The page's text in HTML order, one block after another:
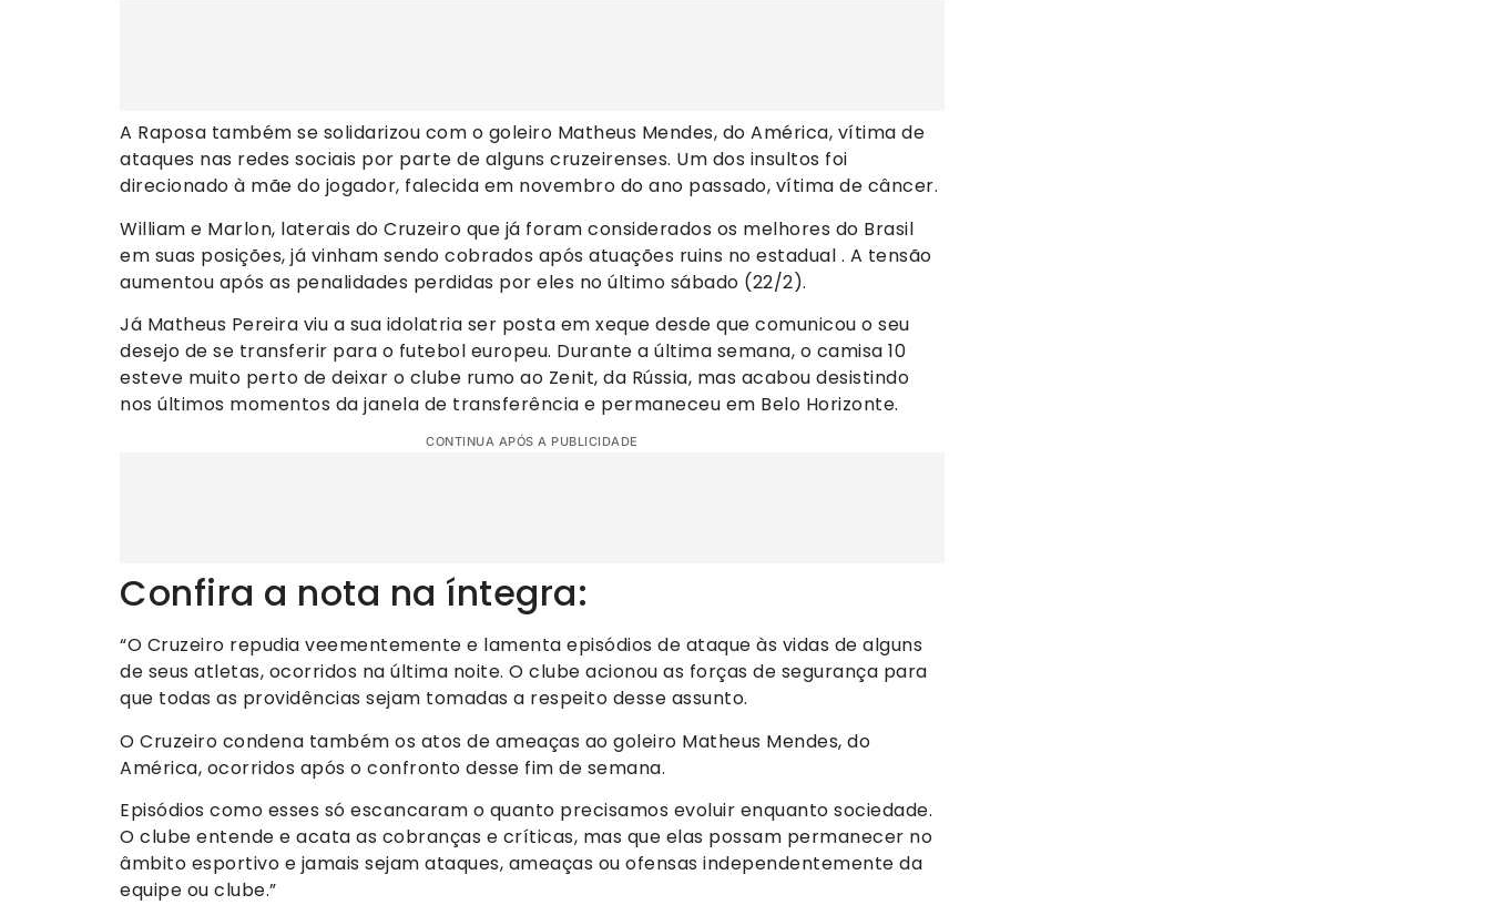
A Raposa também se solidarizou com o goleiro Matheus Mendes, do América, vítima de
ataques nas redes sociais por parte de alguns cruzeirenses. Um dos insultos foi
direcionado à mãe do jogador, falecida em novembro do ano passado, vítima de câncer.
William e Marlon, laterais do Cruzeiro que já foram considerados os melhores do Brasil
em suas posições, já vinham sendo cobrados após atuações ruins no estadual . A tensão
aumentou após as penalidades perdidas por eles no último sábado (22/2).
Já Matheus Pereira viu a sua idolatria ser posta em xeque desde que comunicou o seu
desejo de se transferir para o futebol europeu. Durante a última semana, o camisa 10
esteve muito perto de deixar o clube rumo ao Zenit, da Rússia, mas acabou desistindo
nos últimos momentos da janela de transferência e permaneceu em Belo Horizonte.
CONTINUA APÓS A PUBLICIDADE
Confira a nota na íntegra:
“O Cruzeiro repudia veementemente e lamenta episódios de ataque às vidas de alguns
de seus atletas, ocorridos na última noite. O clube acionou as forças de segurança para
que todas as providências sejam tomadas a respeito desse assunto.
O Cruzeiro condena também os atos de ameaças ao goleiro Matheus Mendes, do
América, ocorridos após o confronto desse fim de semana.
Episódios como esses só escancaram o quanto precisamos evoluir enquanto sociedade.
O clube entende e acata as cobranças e críticas, mas que elas possam permanecer no
âmbito esportivo e jamais sejam ataques, ameaças ou ofensas independentemente da
equipe ou clube.”